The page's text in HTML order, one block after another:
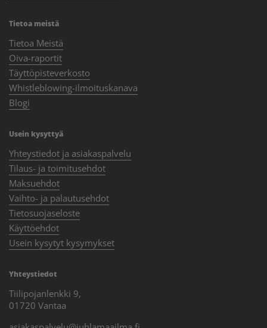
Tietoa meistä
Tietoa Meistä
Oiva-raportit
Täyttöpisteverkosto
Whistleblowing-ilmoituskanava
Blogi
Usein kysyttyä
Yhteystiedot ja asiakaspalvelu
Tilaus- ja toimitusehdot
Maksuehdot
Vaihto- ja palautusehdot
Tietosuojaseloste
Käyttöehdot
Usein kysytyt kysymykset
Yhteystiedot
Tiilipojanlenkki 9,
01720 Vantaa